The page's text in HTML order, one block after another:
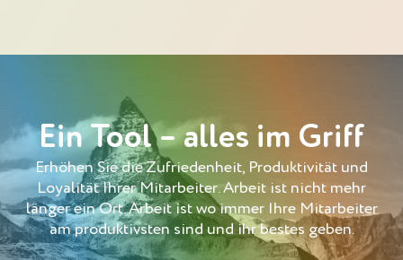
Ein Tool – alles im Griff
Erhöhen Sie die Zufriedenheit, Produktivität und
Loyalität Ihrer Mitarbeiter. Arbeit ist nicht mehr
länger ein Ort. Arbeit ist wo immer Ihre Mitarbeiter
am produktivsten sind und ihr bestes geben.